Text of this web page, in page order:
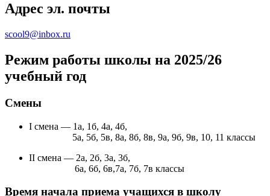
Адрес эл. почты
scool9@inbox.ru
Режим работы школы на 2025/26
учебный год
Смены
I смена — 1а, 1б, 4а, 4б,
5а, 5б, 5в, 8а, 8б, 8в, 9а, 9б, 9в, 10, 11 классы
II смена — 2а, 2б, 3а, 3б,
6а, 6б, 6в,7а, 7б, 7в классы
Время начала приема учащихся в школу